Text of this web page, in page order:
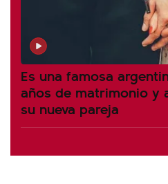
Es una famosa
años de matrimonio y
su nueva pareja